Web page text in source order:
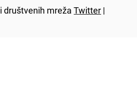
i društvenih mrežaTwitter |